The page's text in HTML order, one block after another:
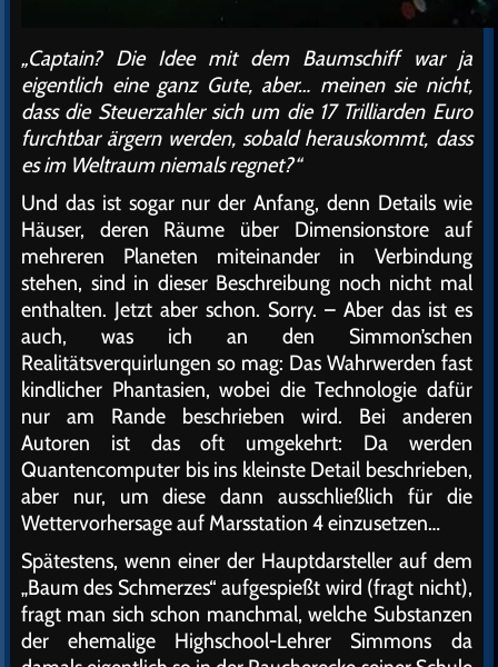
„Captain? Die Idee mit dem Baumschiff war ja
eigentlich eine ganz Gute, aber… meinen sie nicht,
dass die Steuerzahler sich um die 17 Trilliarden Euro
furchtbar ärgern werden, sobald herauskommt, dass
es im Weltraum niemals regnet?“
Und das ist sogar nur der Anfang, denn Details wie
Häuser, deren Räume über Dimensionstore auf
mehreren Planeten miteinander in Verbindung
stehen, sind in dieser Beschreibung noch nicht mal
enthalten. Jetzt aber schon. Sorry. – Aber das ist es
auch, was ich an den Simmon’schen
Realitätsverquirlungen so mag: Das Wahrwerden fast
kindlicher Phantasien, wobei die Technologie dafür
nur am Rande beschrieben wird. Bei anderen
Autoren ist das oft umgekehrt: Da werden
Quantencomputer bis ins kleinste Detail beschrieben,
aber nur, um diese dann ausschließlich für die
Wettervorhersage auf Marsstation 4 einzusetzen…
Spätestens, wenn einer der Hauptdarsteller auf dem
„Baum des Schmerzes“ aufgespießt wird (fragt nicht),
fragt man sich schon manchmal, welche Substanzen
der ehemalige Highschool-Lehrer Simmons da